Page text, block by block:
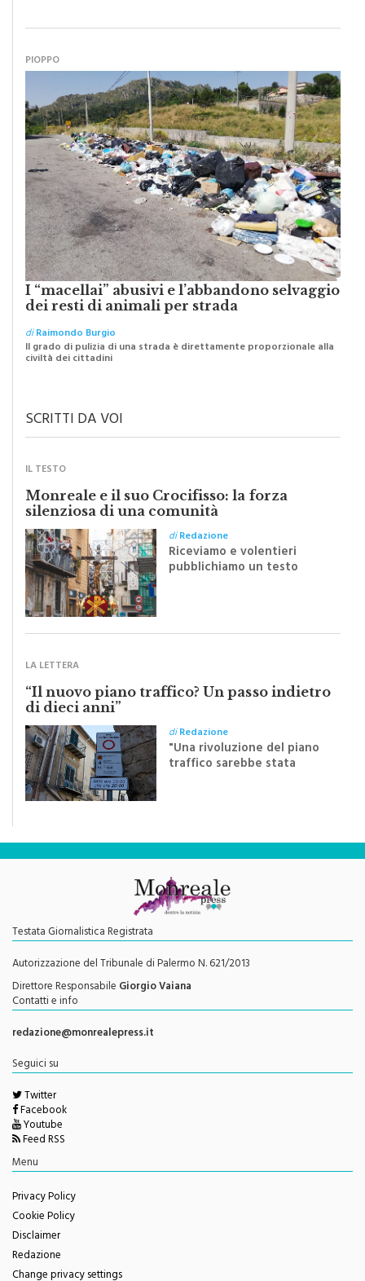
PIOPPO
I “macellai” abusivi e l’abbandono selvaggio
dei resti di animali per strada
diRaimondo Burgio
Il grado di pulizia di una strada è direttamente proporzionale alla
civiltà dei cittadini
SCRITTI DA VOI
IL TESTO
Monreale e il suo Crocifisso: la forza
silenziosa di una comunità
diRedazione
Riceviamo e volentieri
pubblichiamo un testo
Festa del Santissimo
LA LETTERA
“Il nuovo piano traffico? Un passo indietro
di dieci anni”
diRedazione
"Una rivoluzione del piano
traffico sarebbe stata
Testata Giornalistica Registrata
Autorizzazione del Tribunale di Palermo N. 621/2013
Direttore Responsabile Giorgio Vaiana
Contatti e info
redazione@monrealepress.it
Seguici su
Twitter
Facebook
Youtube
Feed RSS
Menu
Privacy Policy
Cookie Policy
Disclaimer
Redazione
Change privacy settings